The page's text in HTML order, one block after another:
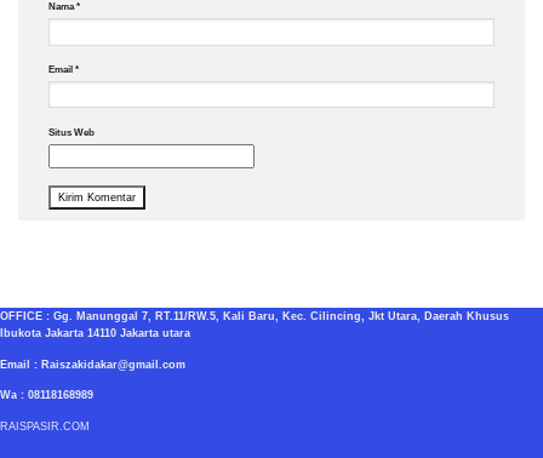
Nama*
Email *
Situs Web
OFFICE : Gg. Manunggal 7, RT.11/RW.5, Kali Baru, Kec. Cilincing, Jkt Utara, Daerah Khusus
Ibukota Jakarta 14110 Jakarta utara
Email : Raiszakidakar@gmail.com
Wa : 08118168989
RAISPASIR.COM